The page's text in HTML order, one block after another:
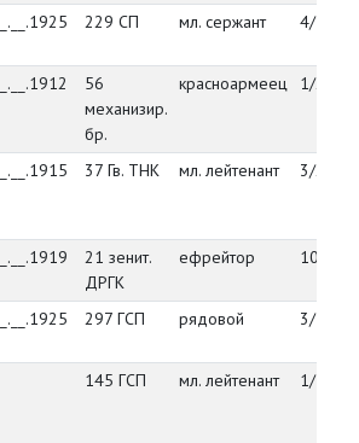
__.__.1925 229 СП мл. сержант 4/1/45
__.__.1912
56
механизир.
бр.
красноармеец 1/27/45
__.__.1915 37 Гв. ТНК мл. лейтенант 3/24/45
__.__.1919
21 зенит.
ДРГК
ефрейтор 10/4/45
__.__.1925 297 ГСП рядовой 3/15/45
145 ГСП мл. лейтенант 1/17/45